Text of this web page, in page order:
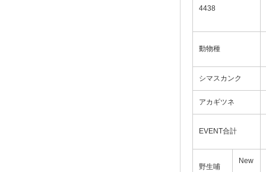
4438
動物種
シマスカンク
アカギツネ
EVENT合計
野生哺
New